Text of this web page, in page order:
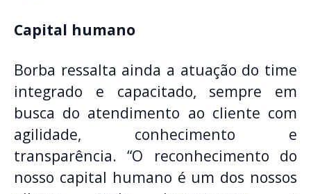
Capital humano
Borba ressalta ainda a atuação do time
integrado e capacitado, sempre em
busca do atendimento ao cliente com
agilidade, conhecimento e
transparência. “O reconhecimento do
nosso capital humano é um dos nossos